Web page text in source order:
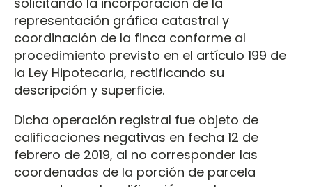
representación gráfica catastral y
coordinación de la finca conforme al
procedimiento previsto en el artículo 199 de
la Ley Hipotecaria, rectificando su
descripción y superficie.
Dicha operación registral fue objeto de
calificaciones negativas en fecha 12 de
febrero de 2019, al no corresponder las
coordenadas de la porción de parcela